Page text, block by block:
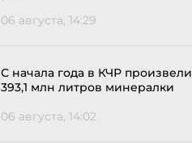
06 августа, 14:29
С начала года в КЧР произвели
393,1 млн литров минералки
06 августа, 14:02